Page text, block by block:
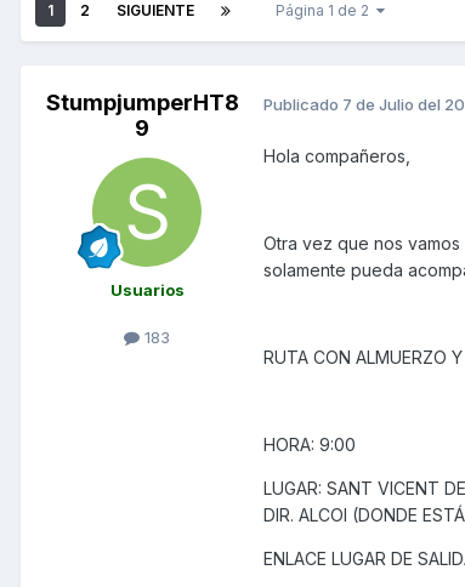
1 2 SIGUIENTE Página 1 de 2
StumpjumperHT8
9
Usuarios
183
Publicado 7 de Julio del
Hola compañeros,
Otra vez que nos
solamente pueda
RUTA CON ALMUERZO
HORA: 9:00
LUGAR: SANT VICENT
DIR. ALCOI (DONDE
ENLACE LUGAR DE